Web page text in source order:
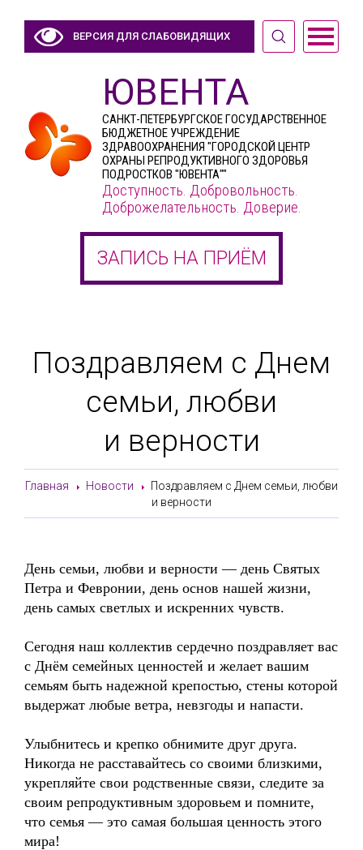
ВЕРСИЯ ДЛЯ СЛАБОВИДЯЩИХ
ЮВЕНТА
САНКТ-ПЕТЕРБУРГСКОЕ ГОСУДАРСТВЕННОЕ
БЮДЖЕТНОЕ УЧРЕЖДЕНИЕ
ЗДРАВООХРАНЕНИЯ "ГОРОДСКОЙ ЦЕНТР
ОХРАНЫ РЕПРОДУКТИВНОГО ЗДОРОВЬЯ
ПОДРОСТКОВ "ЮВЕНТА""
Доступность. Добровольность.
Доброжелательность. Доверие.
ЗАПИСЬ НА ПРИЁМ
Поздравляем с Днем
семьи, любви
и верности
Главная Новости
Поздравляем с Днем семьи, любви
и верности
День семьи, любви и верности — день Святых
Петра и Февронии, день основ нашей жизни,
день самых светлых и искренних чувств.
Сегодня наш коллектив сердечно поздравляет вас
с Днём семейных ценностей и желает вашим
семьям быть надежной крепостью, стены которой
выдержат любые ветра, невзгоды и напасти.
Улыбнитесь и крепко обнимите друг друга.
Никогда не расставайтесь со своими близкими,
укрепляйте свои родственные связи, следите за
своим репродуктивным здоровьем и помните,
что семья — это самая большая ценность этого
мира!